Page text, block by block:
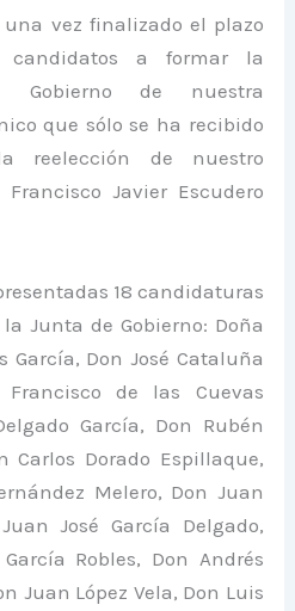
una vez finalizado el plazo
candidatos a formar la
Gobierno de nuestra
que sólo se ha recibido
reelección de nuestro
Javier Escudero
18 candidaturas
Junta de Gobierno: Doña
García, Don José Cataluña
de las Cuevas
García, Don Rubén
Carlos Dorado Espillaque,
Melero, Don Juan
José García Delgado,
Robles, Don Andrés
Juan López Vela, Don Luis